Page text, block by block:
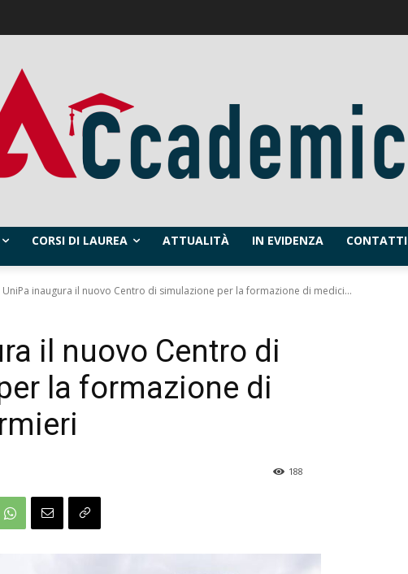
CORSI DI LAUREA ATTUALITÀ IN EVIDENZA CONTATTI
UniPa inaugura il nuovo Centro di simulazione per la formazione di medici...
il nuovo Centro di
la formazione di
188